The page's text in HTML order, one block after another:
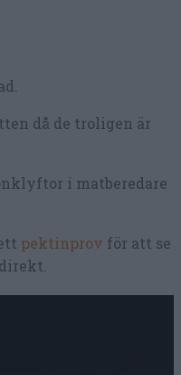
då de troligen är
i matberedare
pektinprov för att se